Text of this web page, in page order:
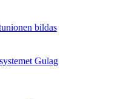
bildas
Gulag